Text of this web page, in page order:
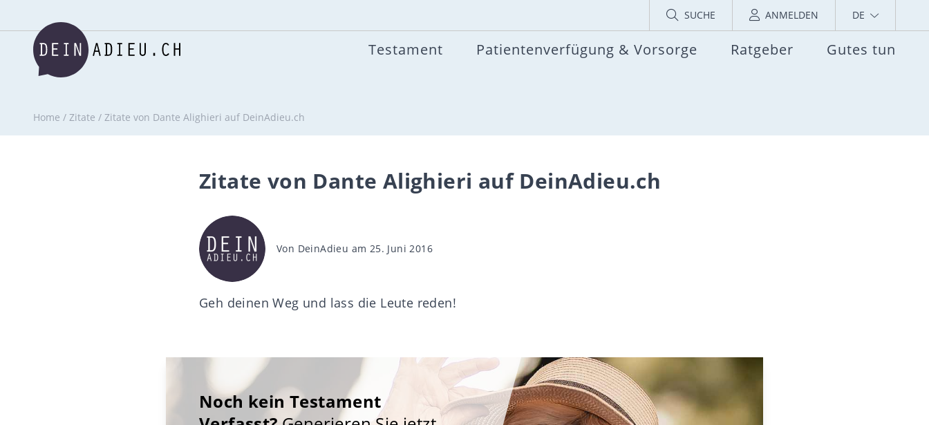
SUCHE ANMELDEN DE
Testament Patientenverfügung & Vorsorge Ratgeber Gutes tun
Home / Zitate / Zitate von Dante Alighieri auf DeinAdieu.ch
Zitate von Dante Alighieri auf DeinAdieu.ch
Beitragsautor
Von DeinAdieu am 25. Juni 2016
Geh deinen Weg und lass die Leute reden!
Noch kein Testament